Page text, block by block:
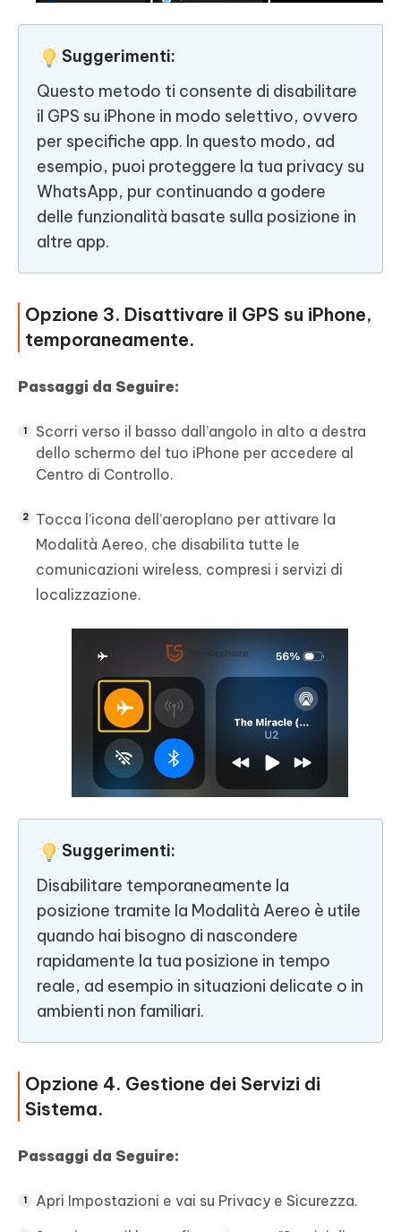
Suggerimenti:
Questo metodo ti consente di disabilitare
il GPS su iPhone in modo selettivo, ovvero
per specifiche app. In questo modo, ad
esempio, puoi proteggere la tua privacy su
WhatsApp, pur continuando a godere
delle funzionalità basate sulla posizione in
altre app.
Opzione 3. Disattivare il GPS su iPhone,
temporaneamente.
Passaggi da Seguire:
Scorri verso il basso dall’angolo in alto a destra
dello schermo del tuo iPhone per accedere al
Centro di Controllo.
Tocca l’icona dell’aeroplano per attivare la
Modalità Aereo, che disabilita tutte le
comunicazioni wireless, compresi i servizi di
localizzazione.
Suggerimenti:
Disabilitare temporaneamente la
posizione tramite la Modalità Aereo è utile
quando hai bisogno di nascondere
rapidamente la tua posizione in tempo
reale, ad esempio in situazioni delicate o in
ambienti non familiari.
Opzione 4. Gestione dei Servizi di
Sistema.
Passaggi da Seguire:
Apri Impostazioni e vai su Privacy e Sicurezza.